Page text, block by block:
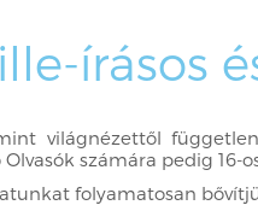
írásos
világnézettől
számára pedig
folyamatosan